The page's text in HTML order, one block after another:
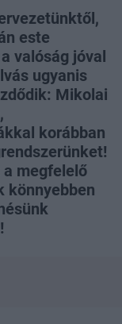
este
valóság jóval
ugyanis
Mikolai
korábban
megfelelő
könnyebben